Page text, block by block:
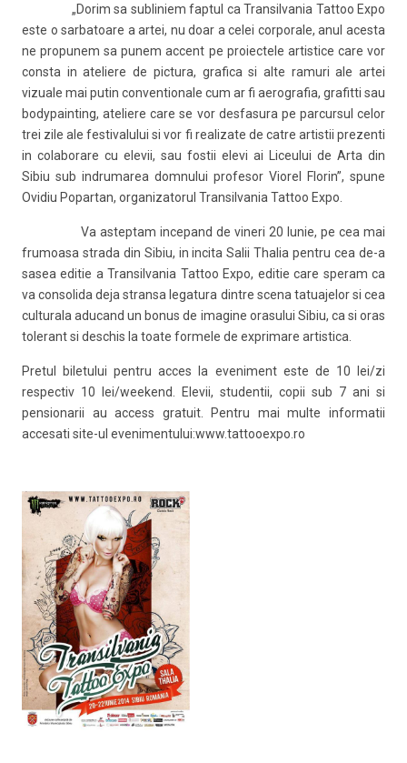
„Dorim sa subliniem faptul ca Transilvania Tattoo Expo
este o sarbatoare a artei, nu doar a celei corporale, anul acesta
ne propunem sa punem accent pe proiectele artistice care vor
consta in ateliere de pictura, grafica si alte ramuri ale artei
vizuale mai putin conventionale cum ar fi aerografia, grafitti sau
bodypainting, ateliere care se vor desfasura pe parcursul celor
trei zile ale festivalului si vor fi realizate de catre artistii prezenti
in colaborare cu elevii, sau fostii elevi ai Liceului de Arta din
Sibiu sub indrumarea domnului profesor Viorel Florin”, spune
Ovidiu Popartan, organizatorul Transilvania Tattoo Expo.
Va asteptam incepand de vineri 20 Iunie, pe cea mai
frumoasa strada din Sibiu, in incita Salii Thalia pentru cea de-a
sasea editie a Transilvania Tattoo Expo, editie care speram ca
va consolida deja stransa legatura dintre scena tatuajelor si cea
culturala aducand un bonus de imagine orasului Sibiu, ca si oras
tolerant si deschis la toate formele de exprimare artistica.
Pretul biletului pentru acces la eveniment este de 10 lei/zi
respectiv 10 lei/weekend. Elevii, studentii, copii sub 7 ani si
pensionarii au access gratuit. Pentru mai multe informatii
accesati site-ul evenimentului:www.tattooexpo.ro